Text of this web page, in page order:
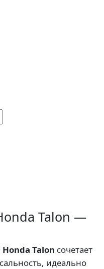
Talon —
Honda Talon сочетает
идеально